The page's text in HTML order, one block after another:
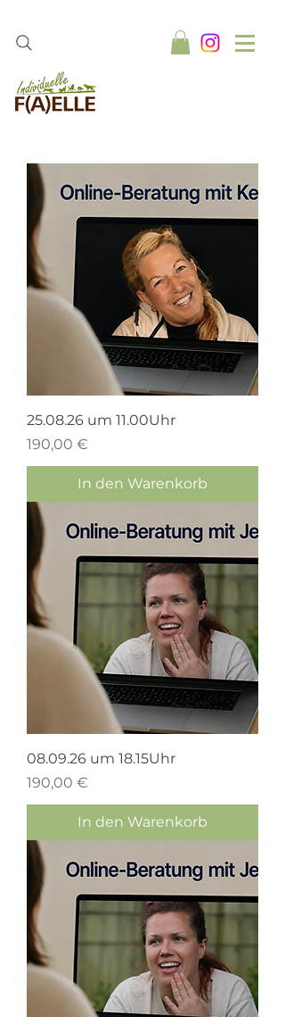
25.08.26 um 11.00Uhr
Preis
190,00 €
In den Warenkorb
08.09.26 um 18.15Uhr
Preis
190,00 €
In den Warenkorb